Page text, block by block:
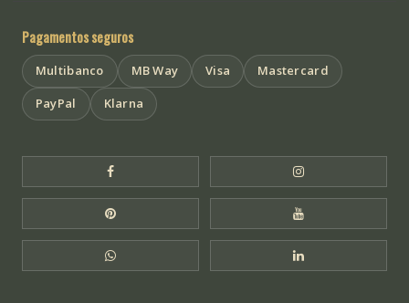
Pagamentos seguros
Multibanco MB Way Visa
Mastercard
PayPal
Klarna
Facebook Templo de Buda Instagram
Pinterest Templo de Buda YouTube Templo
WhatsApp Templo de Buda LinkedIn Templo